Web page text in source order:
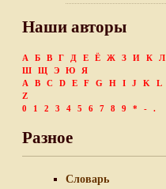
Наши авторы
А Б В Г Д Е Ё Ж З И К Л
Ш
Щ Э Ю
Я
A
B C D E F G H I J K L
Z
0
1 2 3 4 5 6 7 8 9 * - .
Разное
Словарь